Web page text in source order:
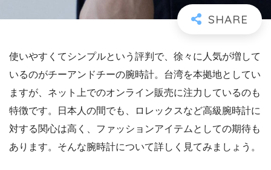
使いやすくてシンプルという評判で、徐々に人気が増して
いるのがチーアンドチーの腕時計。台湾を本拠地としてい
ますが、ネット上でのオンライン販売に注力しているのも
特徴です。日本人の間でも、ロレックスなど高級腕時計に
対する関心は高く、ファッションアイテムとしての期待も
あります。そんな腕時計について詳しく見てみましょう。